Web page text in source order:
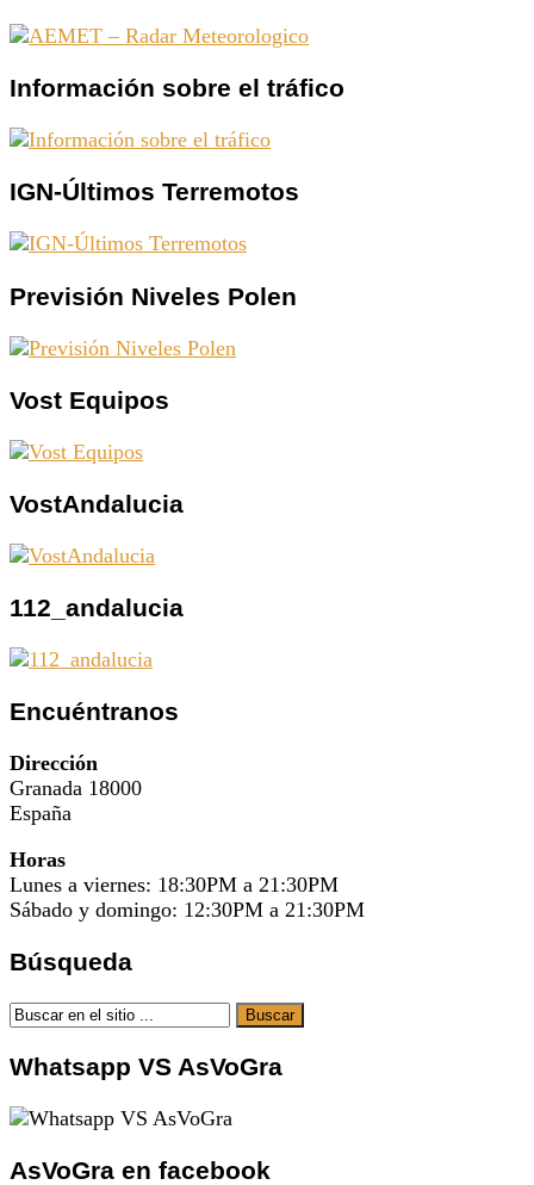
Información sobre el tráfico
IGN-Últimos Terremotos
Previsión Niveles Polen
Vost Equipos
VostAndalucia
112_andalucia
Encuéntranos
Dirección
Granada 18000
España
Horas
Lunes a viernes: 18:30PM a 21:30PM
Sábado y domingo: 12:30PM a 21:30PM
Búsqueda
Whatsapp VS AsVoGra
AsVoGra en facebook